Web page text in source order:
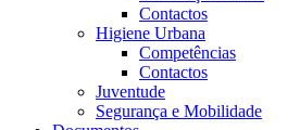
Contactos
Higiene Urbana
Competências
Contactos
Juventude
Segurança e Mobilidade